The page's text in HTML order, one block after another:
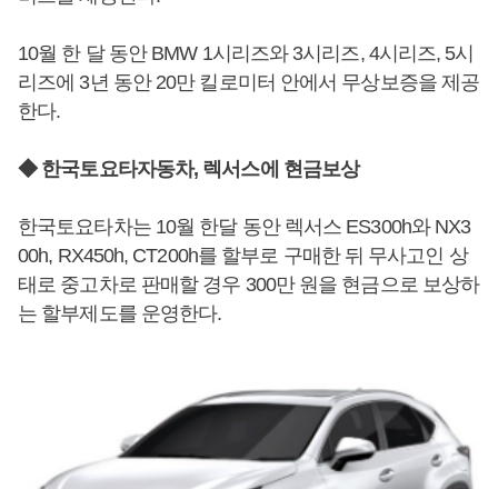
10월 한 달 동안 BMW 1시리즈와 3시리즈, 4시리즈, 5시
리즈에 3년 동안 20만 킬로미터 안에서 무상보증을 제공
한다.
◆ 한국토요타자동차, 렉서스에 현금보상
한국토요타차는 10월 한달 동안 렉서스 ES300h와 NX3
00h, RX450h, CT200h를 할부로 구매한 뒤 무사고인 상
태로 중고차로 판매할 경우 300만 원을 현금으로 보상하
는 할부제도를 운영한다.